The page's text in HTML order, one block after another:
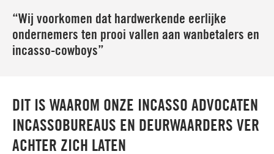
“Wij voorkomen dat hardwerkende eerlijke
ondernemers ten prooi vallen aan wanbetalers en
incasso-cowboys”
DIT IS WAAROM ONZE INCASSO ADVOCATEN
INCASSOBUREAUS EN DEURWAARDERS VER
ACHTER ZICH LATEN